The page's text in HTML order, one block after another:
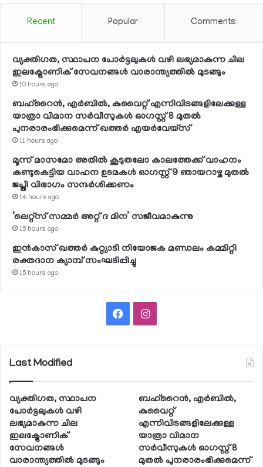
Recent Popular Comments
വ്യക്തിഗത, സ്ഥാപന പോര്‍ട്ടലുകള്‍ വഴി ലഭ്യമാകുന്ന ചില
ഇലക്ട്രോണിക് സേവനങ്ങള്‍ വാരാന്ത്യത്തില്‍ മുടങ്ങും
10 hours ago
ബഹ്റൈന്‍, എര്‍ബില്‍, കുവൈറ്റ് എന്നിവിടങ്ങളിലേക്കുള്ള
യാത്രാ വിമാന സര്‍വീസുകള്‍ ഓഗസ്റ്റ് 8 മുതല്‍
പുനരാരംഭിക്കുമെന്ന് ഖത്തര്‍ എയര്‍വേയ്സ്
11 hours ago
മൂന്ന് മാസമോ അതില്‍ കൂടുതലോ കാലത്തേക്ക് വാഹനം
കണ്ടുകെട്ടിയ വാഹന ഉടമകള്‍ ഓഗസ്റ്റ് 9 ഞായറാഴ്ച മുതല്‍
ജപ്തി വിഭാഗം സന്ദര്‍ശിക്കണം
14 hours ago
‘ലെറ്റ്‌സ് സമ്മര്‍ അറ്റ് ദ മിന’ സജീവമാകുന്നു
15 hours ago
ഇന്‍കാസ് ഖത്തര്‍ കുറ്റ്യാടി നിയോജക മണ്ഡലം കമ്മിറ്റി
രക്തദാന ക്യാമ്പ് സംഘടിപ്പിച്ചു
15 hours ago
FacebookInstagram
Last Modified
വ്യക്തിഗത, സ്ഥാപന
പോര്‍ട്ടലുകള്‍ വഴി
ലഭ്യമാകുന്ന ചില
ഇലക്ട്രോണിക്
സേവനങ്ങള്‍
വാരാന്ത്യത്തില്‍ മുടങ്ങും
ബഹ്റൈന്‍, എര്‍ബില്‍,
കുവൈറ്റ്
എന്നിവിടങ്ങളിലേക്കുള്ള
യാത്രാ വിമാന
സര്‍വീസുകള്‍ ഓഗസ്റ്റ് 8
മുതല്‍ പുനരാരംഭിക്കുമെന്ന്